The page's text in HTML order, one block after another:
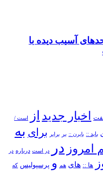
آسیب دیده با
اخبار جدید از است /
باید :: بایرن :: بر برابر برای به
امروز در در است درباره در
ها :: های هم و پرسپولیس که